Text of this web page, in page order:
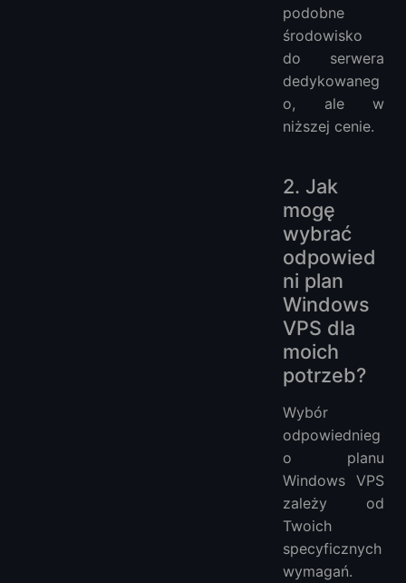
podobne
środowisko
do serwera
dedykowaneg
o, ale w
niższej cenie.
2. Jak
mogę
wybrać
odpowied
ni plan
Windows
VPS dla
moich
potrzeb?
Wybór
odpowiednieg
o planu
Windows VPS
zależy od
Twoich
specyficznych
wymagań.